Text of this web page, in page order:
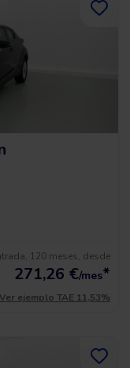
120 meses, desde
271,26 €/mes*
ejemplo TAE 11,53%